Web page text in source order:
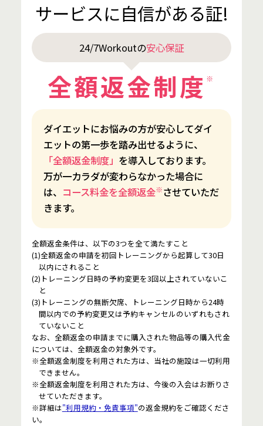
サービスに自信がある証!
24/7Workoutの安心保証
全額返金制度 ※
ダイエットにお悩みの方が安心してダイ
エットの第一歩を踏み出せるように、
「全額返金制度」 を導入しております。
万が一カラダが変わらなかった場合に
は、 コース料金を全額返金※させていただ
きます。
全額返金条件は、以下の3つを全て満たすこと
(1)全額返金の申請を初回トレーニングから起算して30日
以内にされること
(2)トレーニング日時の予約変更を3回以上されていないこ
と
(3)トレーニングの無断欠席、トレーニング日時から24時
間以内での予約変更又は予約キャンセルのいずれもされ
ていないこと
なお、全額返金の申請までに購入された物品等の購入代金
については、全額返金の対象外です。
※全額返金制度を利用された方は、当社の施設は一切利用
できません。
※全額返金制度を利用された方は、今後の入会はお断りさ
せていただきます。
※詳細は"利用規約・免責事項"の返金規約をご確認くださ
い。